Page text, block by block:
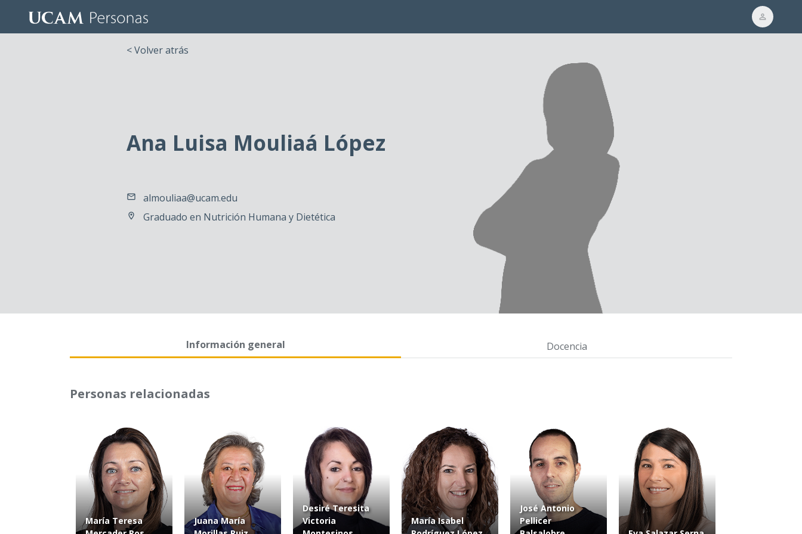
< Volver atrás
Ana Luisa Mouliaá López
almouliaa@ucam.edu
Graduado en Nutrición Humana y Dietética
Información general Docencia
Personas relacionadas
María Teresa
Juana María
Desiré Teresita
Victoria
María Isabel
José Antonio
Pellicer